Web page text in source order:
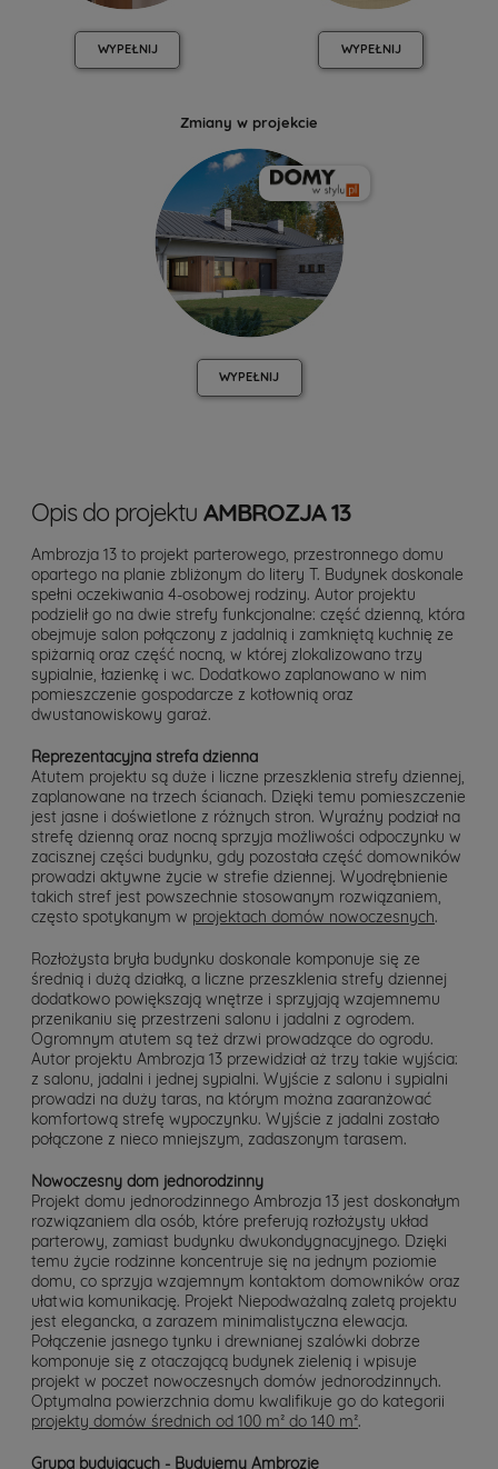
WYPEŁNIJ WYPEŁNIJ
Zmiany w projekcie
WYPEŁNIJ
Opis do projektu AMBROZJA 13
Ambrozja 13 to projekt parterowego, przestronnego domu
opartego na planie zbliżonym do litery T. Budynek doskonale
spełni oczekiwania 4-osobowej rodziny. Autor projektu
podzielił go na dwie strefy funkcjonalne: część dzienną, która
obejmuje salon połączony z jadalnią i zamkniętą kuchnię ze
spiżarnią oraz część nocną, w której zlokalizowano trzy
sypialnie, łazienkę i wc. Dodatkowo zaplanowano w nim
pomieszczenie gospodarcze z kotłownią oraz
dwustanowiskowy garaż.
Reprezentacyjna strefa dzienna
Atutem projektu są duże i liczne przeszklenia strefy dziennej,
zaplanowane na trzech ścianach. Dzięki temu pomieszczenie
jest jasne i doświetlone z różnych stron. Wyraźny podział na
strefę dzienną oraz nocną sprzyja możliwości odpoczynku w
zacisznej części budynku, gdy pozostała część domowników
prowadzi aktywne życie w strefie dziennej. Wyodrębnienie
takich stref jest powszechnie stosowanym rozwiązaniem,
często spotykanym w projektach domów nowoczesnych.
Rozłożysta bryła budynku doskonale komponuje się ze
średnią i dużą działką, a liczne przeszklenia strefy dziennej
dodatkowo powiększają wnętrze i sprzyjają wzajemnemu
przenikaniu się przestrzeni salonu i jadalni z ogrodem.
Ogromnym atutem są też drzwi prowadzące do ogrodu.
Autor projektu Ambrozja 13 przewidział aż trzy takie wyjścia:
z salonu, jadalni i jednej sypialni. Wyjście z salonu i sypialni
prowadzi na duży taras, na którym można zaaranżować
komfortową strefę wypoczynku. Wyjście z jadalni zostało
połączone z nieco mniejszym, zadaszonym tarasem.
Nowoczesny dom jednorodzinny
Projekt domu jednorodzinnego Ambrozja 13 jest doskonałym
rozwiązaniem dla osób, które preferują rozłożysty układ
parterowy, zamiast budynku dwukondygnacyjnego. Dzięki
temu życie rodzinne koncentruje się na jednym poziomie
domu, co sprzyja wzajemnym kontaktom domowników oraz
ułatwia komunikację. Projekt Niepodważalną zaletą projektu
jest elegancka, a zarazem minimalistyczna elewacja.
Połączenie jasnego tynku i drewnianej szalówki dobrze
komponuje się z otaczającą budynek zielenią i wpisuje
projekt w poczet nowoczesnych domów jednorodzinnych.
Optymalna powierzchnia domu kwalifikuje go do kategorii
projekty domów średnich od 100 m² do 140 m².
Grupa budujących - Budujemy Ambrozje